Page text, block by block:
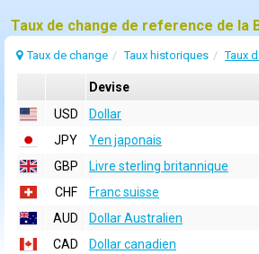
Taux de change Taux historiques Taux
Devise
USD
Dollar
JPY
Yen japonais
GBP
Livre sterling britannique
CHF
Franc suisse
AUD
Dollar Australien
CAD
Dollar canadien